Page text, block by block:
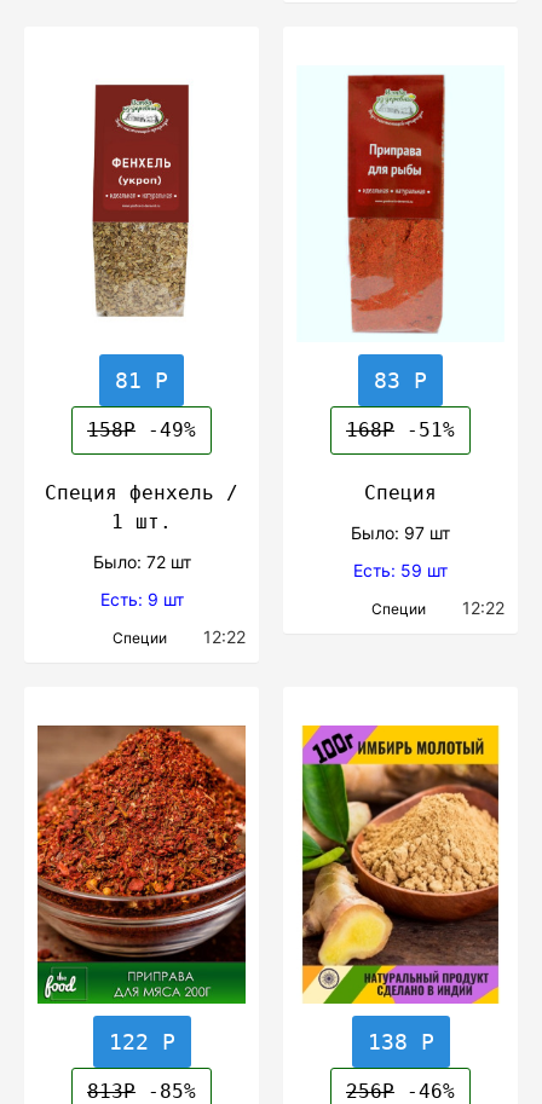
81 Р
158Р -49%
Специя фенхель /
1 шт.
Было: 72 шт
Есть: 9 шт
Специи 12:22
83 Р
168Р -51%
Специя
Было: 97 шт
Есть: 59 шт
Специи 12:22
122 Р
813Р -85%
138 Р
256Р -46%